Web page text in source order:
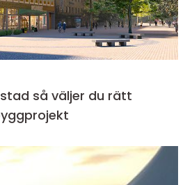
du rätt